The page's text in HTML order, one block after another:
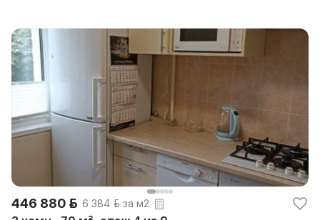
446 880 р. 6 384 р. за м2